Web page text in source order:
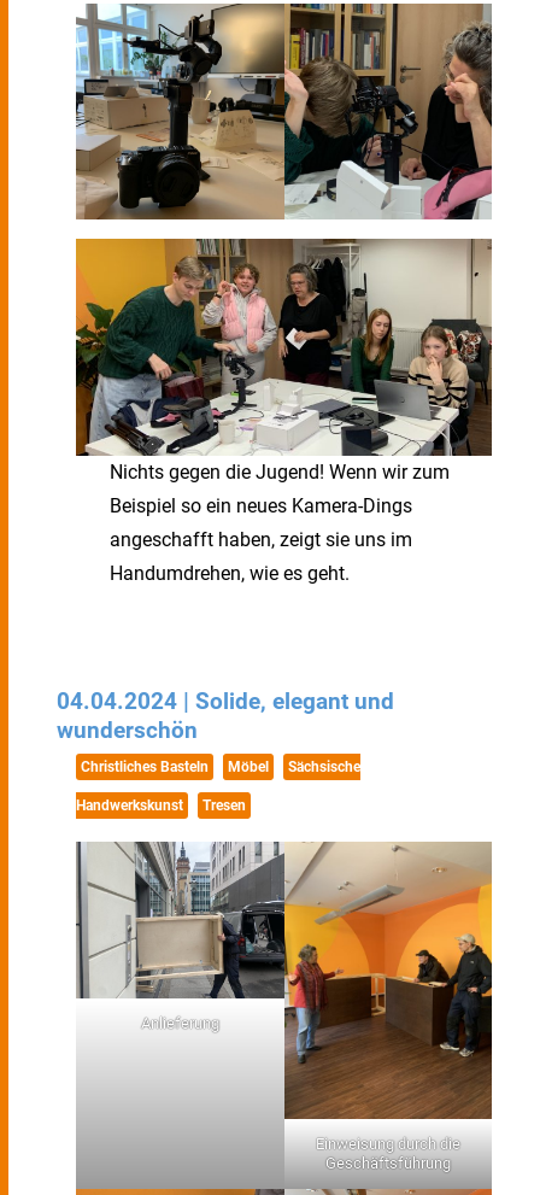
Nichts gegen die Jugend! Wenn wir zum
Beispiel so ein neues Kamera-Dings
angeschafft haben, zeigt sie uns im
Handumdrehen, wie es geht.
04.04.2024 | Solide, elegant und
wunderschön
Christliches Basteln Möbel Sächsische
Handwerkskunst Tresen
Anlieferung
Einweisung durch die
Geschäftsführung